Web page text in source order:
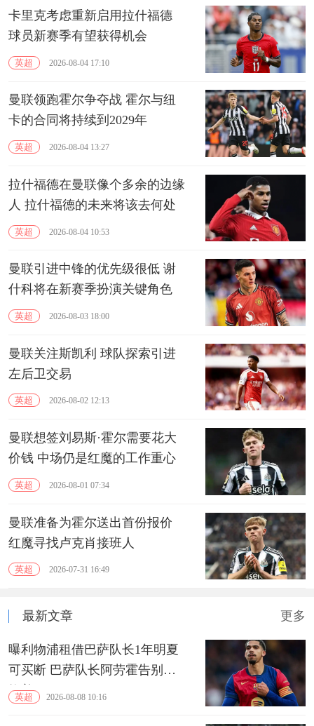
卡里克考虑重新启用拉什福德
球员新赛季有望获得机会
英超 2026-08-04 17:10
曼联领跑霍尔争夺战 霍尔与纽
卡的合同将持续到2029年
英超 2026-08-04 13:27
拉什福德在曼联像个多余的边缘
人 拉什福德的未来将该去何处
英超 2026-08-04 10:53
曼联引进中锋的优先级很低 谢
什科将在新赛季扮演关键角色
英超 2026-08-03 18:00
曼联关注斯凯利 球队探索引进
左后卫交易
英超 2026-08-02 12:13
曼联想签刘易斯·霍尔需要花大
价钱 中场仍是红魔的工作重心
英超 2026-08-01 07:34
曼联准备为霍尔送出首份报价
红魔寻找卢克肖接班人
英超 2026-07-31 16:49
最新文章 更多
曝利物浦租借巴萨队长1年明夏
可买断 巴萨队长阿劳霍告别诺
坎普
英超 2026-08-08 10:16